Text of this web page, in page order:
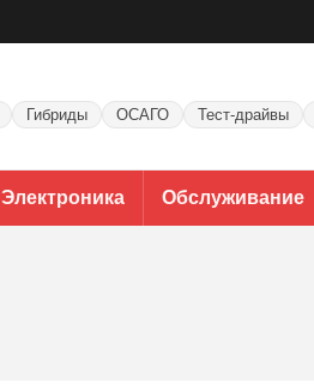
Гибриды ОСАГО Тест-драйвы
Электроника Обслуживание